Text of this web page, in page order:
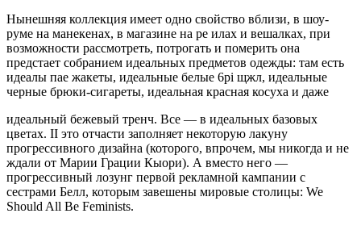
Нынешняя коллекция имеет одно свойство вблизи, в шоу-
руме на манекенах, в магазине на ре илах и вешалках, при
возможности рассмотреть, потрогать и померить она
предстает собранием идеальных предметов одежды: там есть
идеалы пае жакеты, идеальные белые 6pi щжл, идеальные
черные брюки-сигареты, идеальная красная косуха и даже
идеальный беже­вый тренч. Все — в идеальных базо­вых
цветах. II это отчасти заполняет некоторую лаку­ну
прогрессивно­го дизайна (кото­рого, впрочем, мы никогда и не
жда­ли от Марии Гра­ции Кыори). А вместо него —
прогрессивный лозунг первой рекламной кампании с
сестрами Белл, которым завешены мировые столицы: We
Should All Be Feminists.